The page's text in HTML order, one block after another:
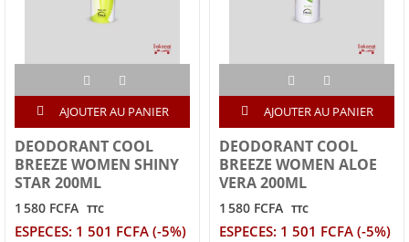
AJOUTER AU PANIER
DEODORANT COOL
BREEZE WOMEN SHINY
STAR 200ML
1 580 FCFA TTC
ESPECES: 1 501 FCFA (-5%)
AJOUTER AU PANIER
DEODORANT COOL
BREEZE WOMEN ALOE
VERA 200ML
1 580 FCFA TTC
ESPECES: 1 501 FCFA (-5%)